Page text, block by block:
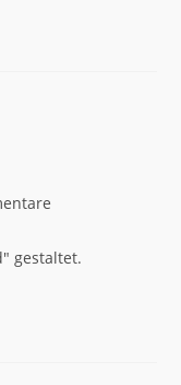
gestaltet.